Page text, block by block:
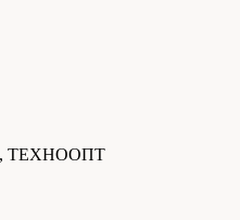
ТЕХНООПТ